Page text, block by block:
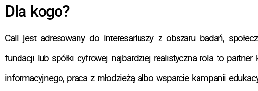
Dla kogo?
Call jest adresowany do interesariuszy z obszaru badań,
fundacji lub spółki cyfrowej najbardziej realistyczna rola to
informacyjnego, praca z młodzieżą albo wsparcie kampanii